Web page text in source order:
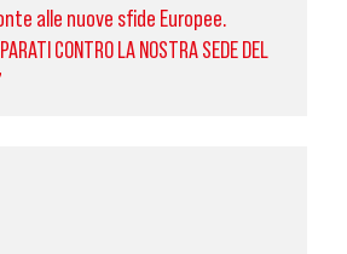
alle nuove sfide Europee.
CONTRO LA NOSTRA SEDE DEL